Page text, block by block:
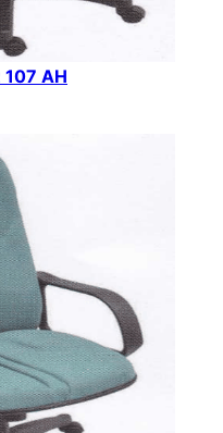
AH